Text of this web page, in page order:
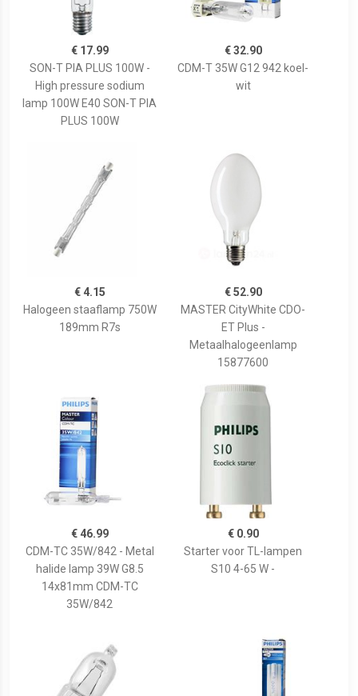
€ 17.99
SON-T PIA PLUS 100W -
High pressure sodium
lamp 100W E40 SON-T PIA
PLUS 100W
€ 32.90
CDM-T 35W G12 942 koel-
wit
€ 4.15
Halogeen staaflamp 750W
189mm R7s
€ 52.90
MASTER CityWhite CDO-
ET Plus -
Metaalhalogeenlamp
15877600
€ 46.99
CDM-TC 35W/842 - Metal
halide lamp 39W G8.5
14x81mm CDM-TC
35W/842
€ 0.90
Starter voor TL-lampen
S10 4-65 W -